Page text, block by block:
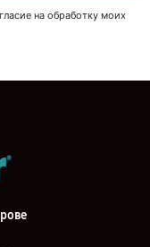
на обработку моих